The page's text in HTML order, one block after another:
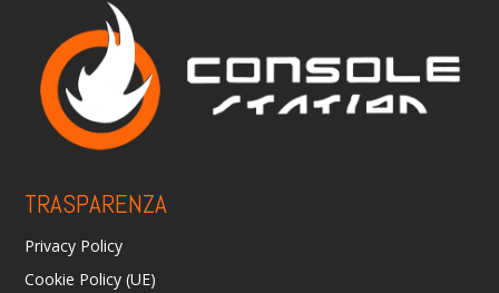
TRASPARENZA
Privacy Policy
Cookie Policy (UE)